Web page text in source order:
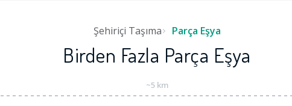
Şehiriçi Taşıma Parça Eşya
Birden Fazla Parça Eşya
~5 km